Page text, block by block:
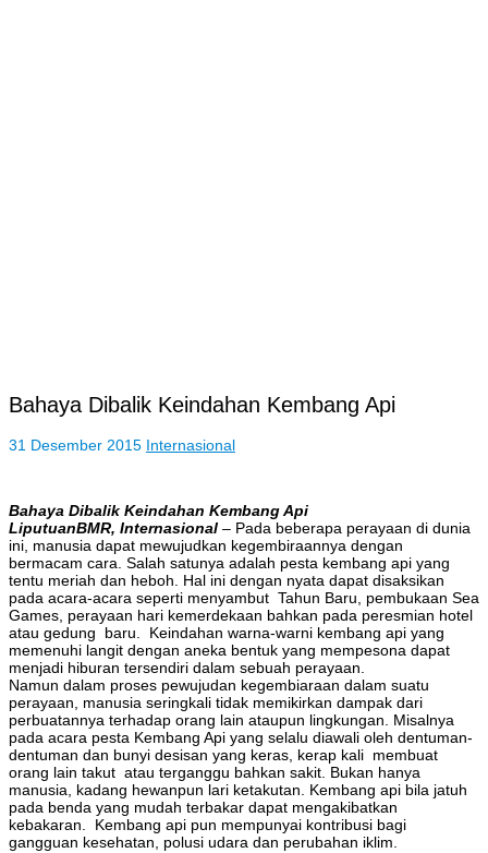
Bahaya Dibalik Keindahan Kembang Api
31 Desember 2015 Internasional
Bahaya Dibalik Keindahan Kembang Api
LiputuanBMR, Internasional – Pada beberapa perayaan di dunia
ini, manusia dapat mewujudkan kegembiraannya dengan
bermacam cara. Salah satunya adalah pesta kembang api yang
tentu meriah dan heboh. Hal ini dengan nyata dapat disaksikan
pada acara-acara seperti menyambut Tahun Baru, pembukaan Sea
Games, perayaan hari kemerdekaan bahkan pada peresmian hotel
atau gedung baru. Keindahan warna-warni kembang api yang
memenuhi langit dengan aneka bentuk yang mempesona dapat
menjadi hiburan tersendiri dalam sebuah perayaan.
Namun dalam proses pewujudan kegembiaraan dalam suatu
perayaan, manusia seringkali tidak memikirkan dampak dari
perbuatannya terhadap orang lain ataupun lingkungan. Misalnya
pada acara pesta Kembang Api yang selalu diawali oleh dentuman-
dentuman dan bunyi desisan yang keras, kerap kali membuat
orang lain takut atau terganggu bahkan sakit. Bukan hanya
manusia, kadang hewanpun lari ketakutan. Kembang api bila jatuh
pada benda yang mudah terbakar dapat mengakibatkan
kebakaran. Kembang api pun mempunyai kontribusi bagi
gangguan kesehatan, polusi udara dan perubahan iklim.